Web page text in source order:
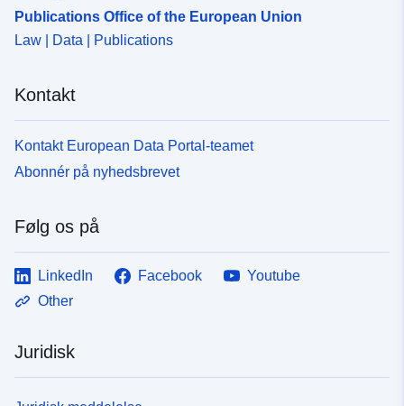
Publications Office of the European Union
Law | Data | Publications
Kontakt
Kontakt European Data Portal-teamet
Abonnér på nyhedsbrevet
Følg os på
LinkedIn Facebook
Youtube
Other
Juridisk